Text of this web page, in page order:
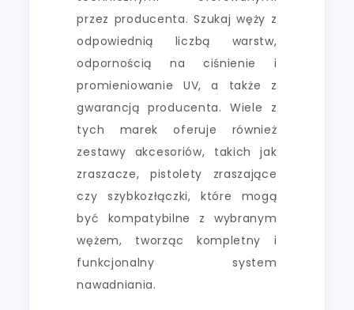
przez producenta. Szukaj węży z
odpowiednią liczbą warstw,
odpornością na ciśnienie i
promieniowanie UV, a także z
gwarancją producenta. Wiele z
tych marek oferuje również
zestawy akcesoriów, takich jak
zraszacze, pistolety zraszające
czy szybkozłączki, które mogą
być kompatybilne z wybranym
wężem, tworząc kompletny i
funkcjonalny system
nawadniania.